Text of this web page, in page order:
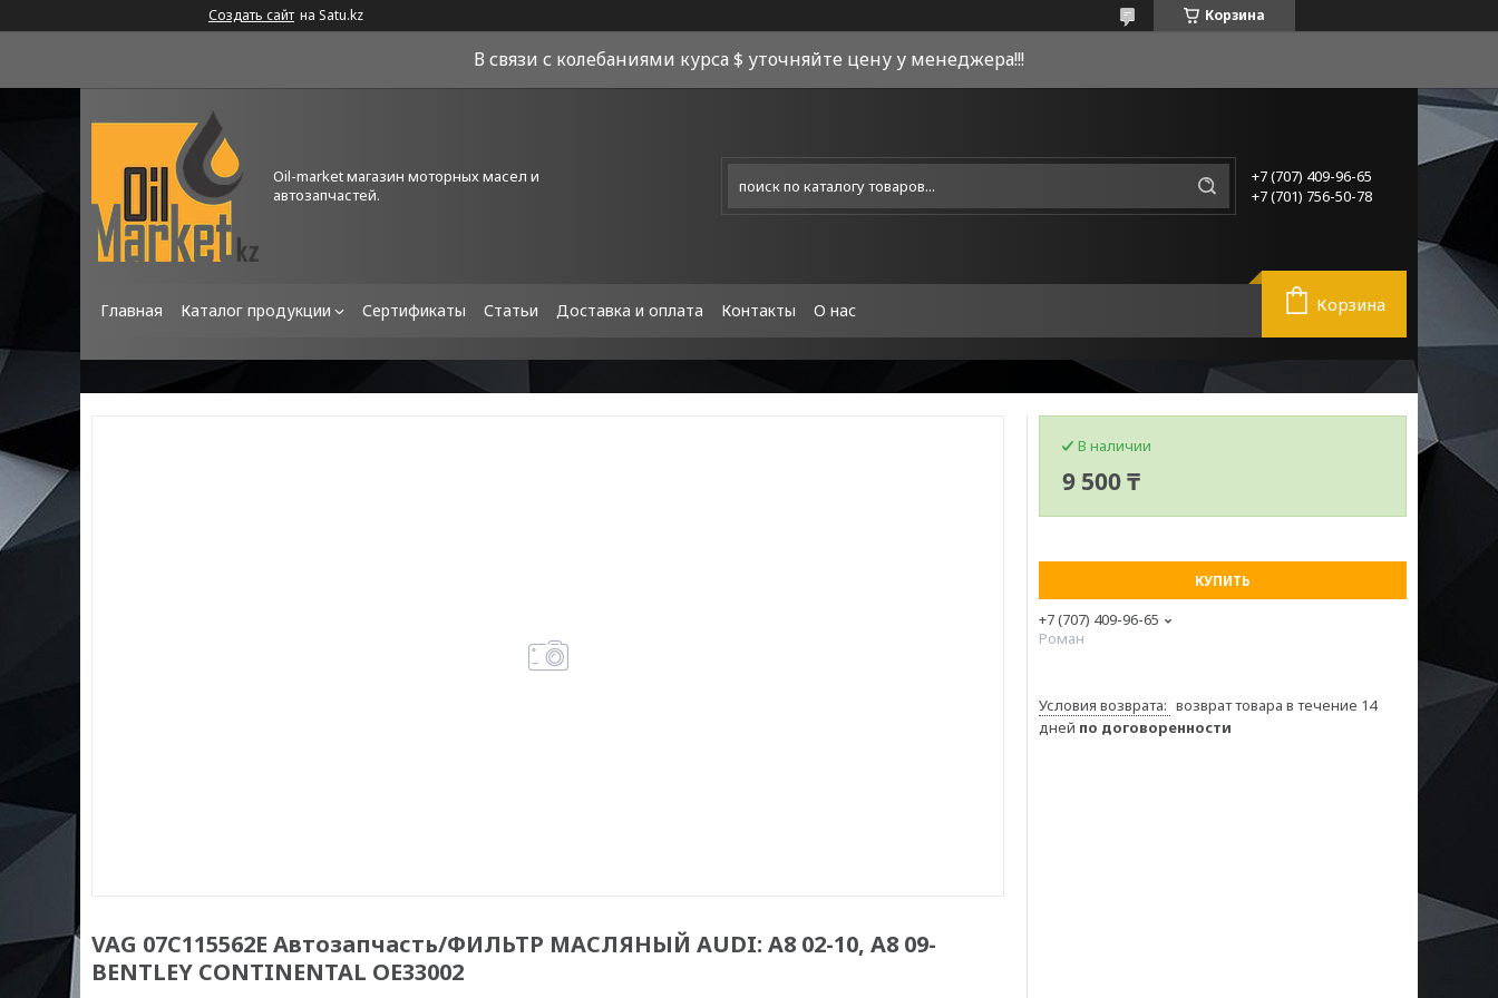
Создать сайт на Satu.kz Корзина
В связи с колебаниями курса $ уточняйте цену у менеджера!!!
Oil-market магазин моторных масел и
автозапчастей.
+7 (707) 409-96-65
+7 (701) 756-50-78
Главная Каталог продукции Сертификаты Статьи Доставка и оплата Контакты О нас Корзина
VAG 07C115562E Автозапчасть/ФИЛЬТР МАСЛЯНЫЙ AUDI: A8 02-10, A8 09-
BENTLEY CONTINENTAL OE33002
В наличии
9 500 ₸
КУПИТЬ
+7 (707) 409-96-65
Роман
возврат товара в течение 14
дней по договоренности